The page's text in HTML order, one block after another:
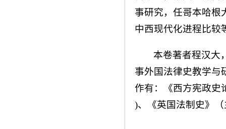
事研究，任哥本哈根
中西现代化进程比较
本卷著者程汉大
事外国法律史教学与
作有：《西方宪政史
)、《英国法制史》